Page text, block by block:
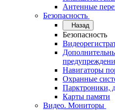
Антенные
Безопасность
Назад
Безопасность
Навигаторы
Охранные
Парктроники,
Карты памяти
Видео. Мониторы